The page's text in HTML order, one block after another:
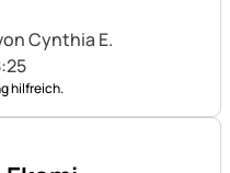
Cynthia E.
hilfreich.